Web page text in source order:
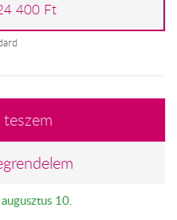
400 Ft
10.